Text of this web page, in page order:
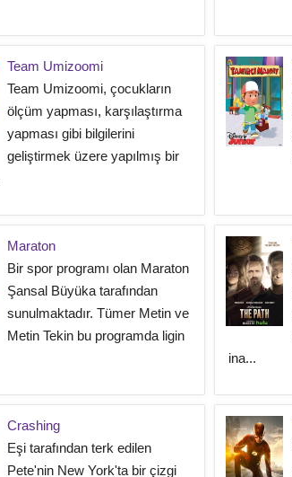
Team Umizoomi
Team Umizoomi, çocukların
ölçüm yapması, karşılaştırma
yapması gibi bilgilerini
geliştirmek üzere yapılmış bir
Maraton
Bir spor programı olan Maraton
Şansal Büyüka tarafından
sunulmaktadır. Tümer Metin ve
Metin Tekin bu programda ligin
ina...
Crashing
Eşi tarafından terk edilen
Pete'nin New York'ta bir çizgi